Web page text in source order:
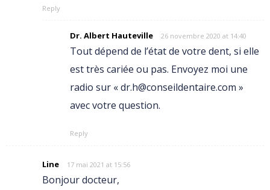
Reply
Dr. Albert Hauteville 26 novembre 2020 at 14:40
Tout dépend de l’état de votre dent, si elle
est très cariée ou pas. Envoyez moi une
radio sur « dr.h@conseildentaire.com »
avec votre question.
Reply
Line 17 mai 2021 at 15:56
Bonjour docteur,